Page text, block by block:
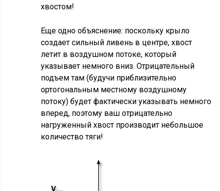
хвостом!
Еще одно объяснение: поскольку крыло
создает сильный ливень в центре, хвост
летит в воздушном потоке, который
указывает немного вниз. Отрицательный
подъем там (будучи приблизительно
ортогональным местному воздушному
потоку) будет фактически указывать немного
вперед, поэтому ваш отрицательно
нагруженный хвост производит небольшое
количество тяги!